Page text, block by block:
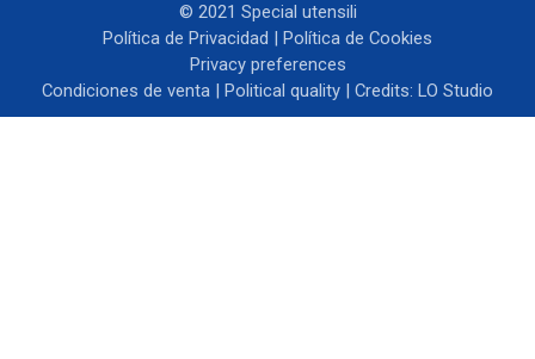
© 2021 Special utensili
Política de Privacidad | Política de Cookies
Privacy preferences
Condiciones de venta | Political quality | Credits: LO Studio